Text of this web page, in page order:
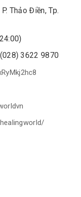
Thảo Điền, Tp.
3622 9870